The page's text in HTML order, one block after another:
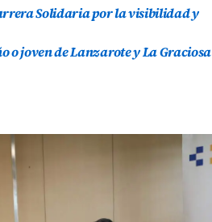
Solidaria por la visibilidad y
o joven de Lanzarote y La Graciosa